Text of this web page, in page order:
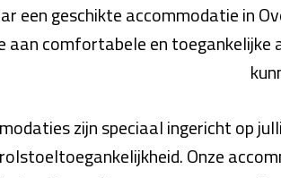
een geschikte accommodatie in
aan comfortabele en
zijn speciaal ingericht op
Onze